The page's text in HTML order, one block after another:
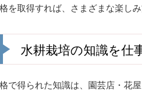
を取得すれば、さまざまな楽しみ
水耕栽培の知識を仕
で得られた知識は、園芸店・花